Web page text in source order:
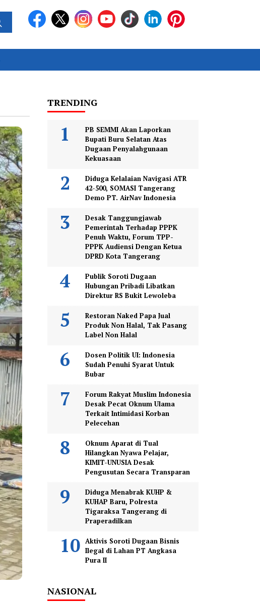
TRENDING
PB SEMMI Akan Laporkan
Bupati Buru Selatan Atas
Dugaan Penyalahgunaan
Kekuasaan
Diduga Kelalaian Navigasi ATR
42-500, SOMASI Tangerang
Demo PT. AirNav Indonesia
Desak Tanggungjawab
Pemerintah Terhadap PPPK
Penuh Waktu, Forum TPP-
PPPK Audiensi Dengan Ketua
DPRD Kota Tangerang
Publik Soroti Dugaan
Hubungan Pribadi Libatkan
Direktur RS Bukit Lewoleba
Restoran Naked Papa Jual
Produk Non Halal, Tak Pasang
Label Non Halal
Dosen Politik UI: Indonesia
Sudah Penuhi Syarat Untuk
Bubar
Forum Rakyat Muslim Indonesia
Desak Pecat Oknum Ulama
Terkait Intimidasi Korban
Pelecehan
Oknum Aparat di Tual
Hilangkan Nyawa Pelajar,
KIMIT-UNUSIA Desak
Pengusutan Secara Transparan
Diduga Menabrak KUHP &
KUHAP Baru, Polresta
Tigaraksa Tangerang di
Praperadilkan
Aktivis Soroti Dugaan Bisnis
Ilegal di Lahan PT Angkasa
Pura II
NASIONAL